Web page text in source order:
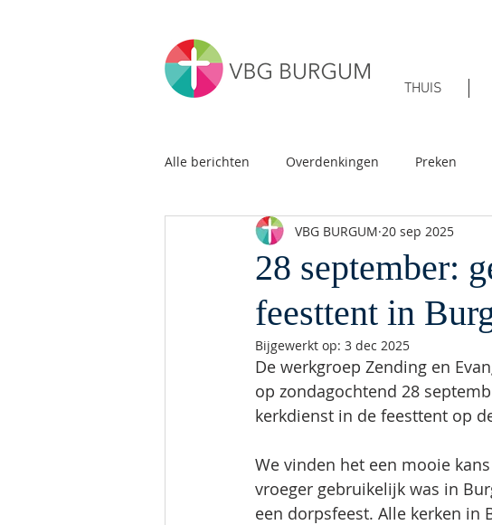
THUIS
Alle berichten Overdenkingen Preken
28 september:
feesttent in
VBG BURGUM 20 sep 2025
Bijgewerkt op: 3 dec 2025
De werkgroep Zending en
op zondagochtend 28
kerkdienst in de feesttent op
We vinden het een mooie
vroeger gebruikelijk was in
een dorpsfeest. Alle kerken in